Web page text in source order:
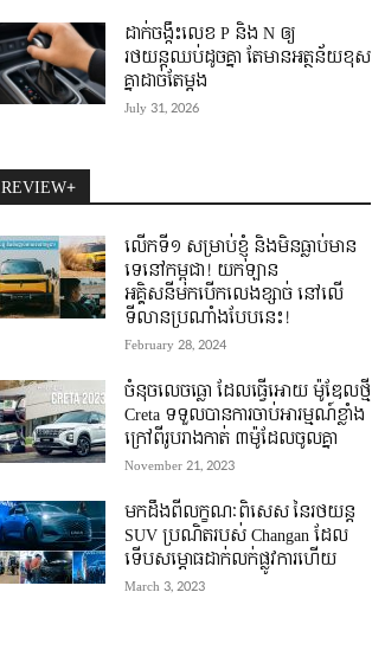
ដាក់ចង្កឹះលេខ P និង N ឲ្យ
រថយន្តឈប់ដូចគ្នា តែមានអត្ថន័យខុស
គ្នាដាច់តែម្តង
July 31, 2026
REVIEW+
លើកទី១ សម្រាប់ខ្ញុំ និងមិនធ្លាប់មាន
ទេនៅកម្ពុជា! យកឡាន
អគ្គិសនីមកបើកលេងខ្សាច់ នៅលើ
ទីលានប្រណាំងបែបនេះ!
February 28, 2024
ចំនុចលេចធ្លោ ដែលធ្វើអោយ ម៉ូឌែលថ្មី
Creta ទទួលបានការចាប់អារម្មណ៍ខ្លាំង
ក្រៅពីរូបរាងកាត់ ៣ម៉ូដែលចូលគ្នា
November 21, 2023
មកដឹងពីលក្ខណៈពិសេស នៃរថយន្ត
SUV ប្រណិតរបស់ Changan ដែល
ទើបសម្ភោធដាក់លក់ផ្លូវការហើយ
March 3, 2023